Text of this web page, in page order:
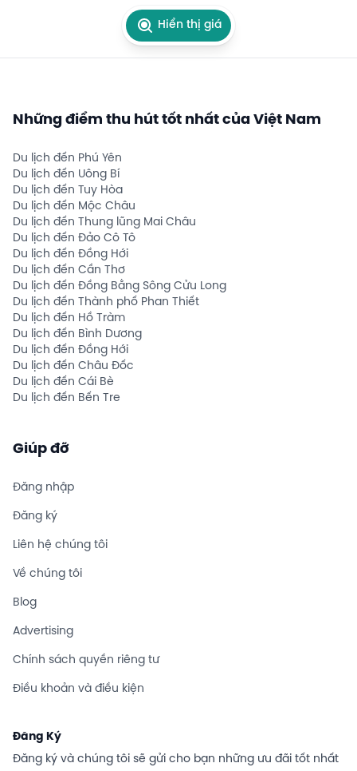
Hiển thị giá
Những điểm thu hút tốt nhất của Việt Nam
Du lịch đến Phú Yên
Du lịch đến Uông Bí
Du lịch đến Tuy Hòa
Du lịch đến Mộc Châu
Du lịch đến Thung lũng Mai Châu
Du lịch đến Đảo Cô Tô
Du lịch đến Đồng Hới
Du lịch đến Cần Thơ
Du lịch đến Đồng Bằng Sông Cửu Long
Du lịch đến Thành phố Phan Thiết
Du lịch đến Hồ Tràm
Du lịch đến Bình Dương
Du lịch đến Đồng Hới
Du lịch đến Châu Đốc
Du lịch đến Cái Bè
Du lịch đến Bến Tre
Giúp đỡ
Đăng nhập
Đăng ký
Liên hệ chúng tôi
Về chúng tôi
Blog
Advertising
Chính sách quyền riêng tư
Điều khoản và điều kiện
Đăng Ký
Đăng ký và chúng tôi sẽ gửi cho bạn những ưu đãi tốt nhất